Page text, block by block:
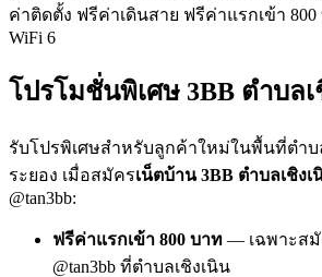
ค่าติดตั้ง ฟรีค่าเดินสาย ฟรีค่าแรกเข้า 800
WiFi 6
โปรโมชั่นพิเศษ 3BB ตำบลเ
รับโปรพิเศษสำหรับลูกค้าใหม่ในพื้นที่ตำบ
ระยอง เมื่อสมัครเน็ตบ้าน 3BB ตำบลเชิงเ
@tan3bb:
ฟรีค่าแรกเข้า 800 บาท — เฉพาะส
@tan3bb ที่ตำบลเชิงเนิน